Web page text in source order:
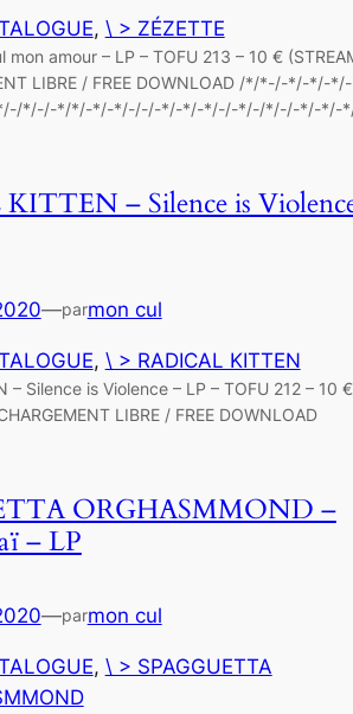
, \ > ZÉZETTE
mon amour – LP – TOFU 213 – 10 €
LIBRE / FREE DOWNLOAD /*/*-/-*/-*/-
*/-/-*/*/-*/-*/-/-/-*/-*/-*/-/-*/-/*/-/-*/-*/-
– Silence is
—parmon cul
, \ > RADICAL KITTEN
– Silence is Violence – LP – TOFU 212 – 10 €
LIBRE / FREE DOWNLOAD
ORGHASMMOND –
– LP
—parmon cul
, \ > SPAGGUETTA